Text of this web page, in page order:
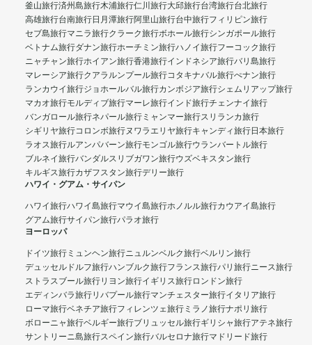
釜山旅行済州島旅行木浦旅行仁川旅行大邱旅行台湾旅行台北旅行
高雄旅行台南旅行日月潭旅行阿里山旅行台中旅行フィリピン旅行
セブ島旅行マニラ旅行クラーク旅行ボホール旅行シンガポール旅行
ベトナム旅行ダナン旅行ホーチミン旅行ハノイ旅行フーコック旅行
ニャチャン旅行ホイアン旅行香港旅行インドネシア旅行バリ島旅行
マレーシア旅行クアラルンプール旅行コタキナバル旅行ぺナン旅行
ランカウイ旅行ジョホールバル旅行カンボジア旅行シェムリアップ旅行
マカオ旅行モルディブ旅行マーレ旅行インド旅行チェンナイ旅行
バンガロール旅行ネパール旅行 ミャンマー旅行スリランカ旅行
シギリヤ旅行コロンボ旅行ヌワラエリヤ旅行キャンディ旅行日本旅行
ラオス旅行ルアンパバーン旅行モンゴル旅行ウランバートル旅行
ブルネイ旅行バンダルスリブガワン旅行ウズベキスタン旅行
キルギス旅行カザフスタン旅行デリー旅行
ハワイ・グアム・サイパン
ハワイ旅行ハワイ島旅行マウイ島旅行ホノルル旅行カウアイ島旅行
グアム旅行サイパン旅行パラオ旅行
ヨーロッパ
ドイツ旅行 ミュンヘン旅行ニュルンベルク旅行ベルリン旅行
デュッセルドルフ旅行ハンブルク旅行フランス旅行パリ旅行ニース旅行
ストラスブール旅行リヨン旅行イギリス旅行ロンドン旅行
エディンバラ旅行リバプール旅行マンチェスター旅行イタリア旅行
ローマ旅行ベネチア旅行フィレンツェ旅行 ミラノ旅行ナポリ旅行
ボローニャ旅行ベルギー旅行ブリュッセル旅行ギリシャ旅行アテネ旅行
サントリーニ島旅行スペイン旅行バルセロナ旅行マドリード旅行